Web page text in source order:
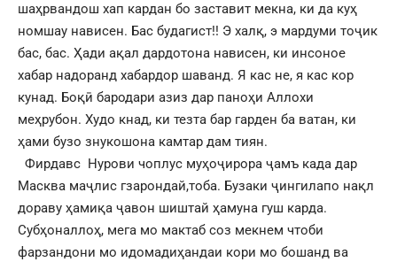
шаҳрвандош хап кардан бо заставит мекна, ки да куҳ
номшау нависен. Бас будагист!! Э халқ, э мардуми тоҷик
бас, бас. Ҳади ақал дардотона нависен, ки инсоное
хабар надоранд хабардор шаванд. Я кас не, я кас кор
кунад. Боқӣ бародари азиз дар паноҳи Аллохи
меҳрубон. Худо кнад, ки тезта бар гарден ба ватан, ки
ҳами бузо знукошона камтар дам тиян.
Фирдавс Нурови чоплус муҳоҷирора ҷамъ када дар
Масква маҷлис гзарондай,тоба. Бузаки ҷингилапо нақл
дораву ҳамиқа ҷавон шиштай ҳамуна гуш карда.
Субҳоналлоҳ, мега мо мактаб соз мекнем чтоби
фарзандони мо идомадиҳандаи кори мо бошанд ва